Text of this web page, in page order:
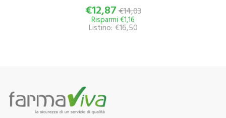
€12,87€14,03
Risparmi €1,16
Listino: €16,50